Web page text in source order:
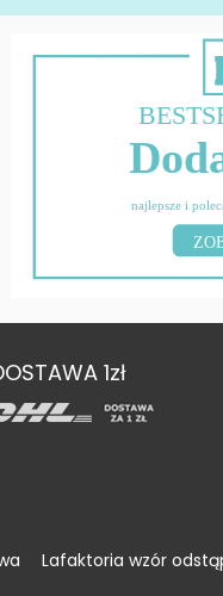
najlepsze i
1zł
Lafaktoria wzór